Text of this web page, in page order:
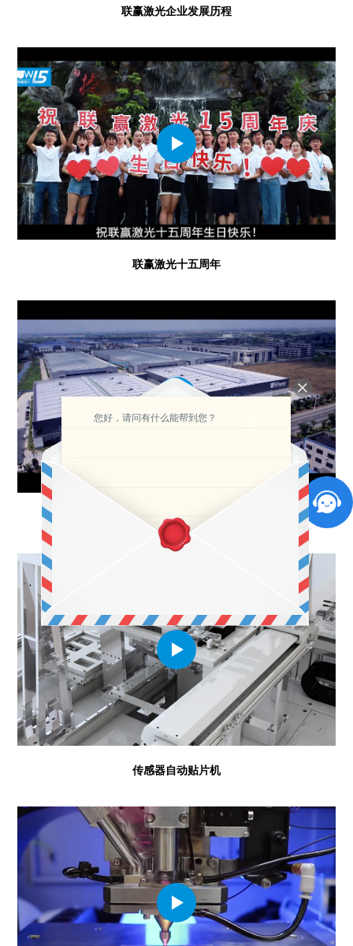
联赢激光企业发展历程
联赢激光十五周年
联赢激光宣传片英文版
传感器自动贴片机
您好，请问有什么能帮到您？